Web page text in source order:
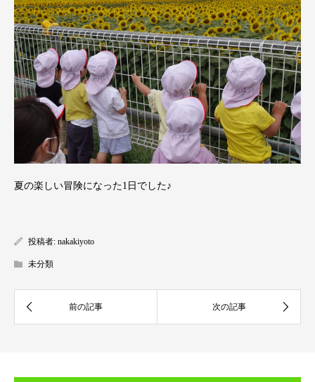
夏の楽しい冒険になった1日でした♪
投稿者: nakakiyoto
未分類